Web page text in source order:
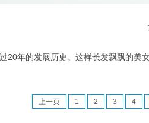
女
20年的发展历史。这样长发飘飘的
上一页 1 2 3 4